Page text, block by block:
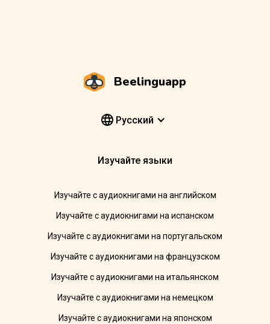
Beelinguapp
Pусский
Изучайте языки
Изучайте с аудиокнигами на английском
Изучайте с аудиокнигами на испанском
Изучайте с аудиокнигами на португальском
Изучайте с аудиокнигами на французском
Изучайте с аудиокнигами на итальянском
Изучайте с аудиокнигами на немецком
Изучайте с аудиокнигами на японском